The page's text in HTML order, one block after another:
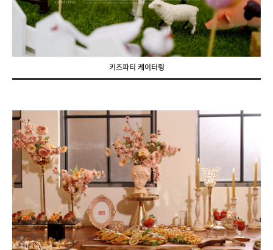
키즈파티 케이터링